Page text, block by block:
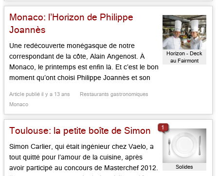
asperges et courgettes vapeur ou encore hachis
Parmentier à la patate douce)et […]...
Monaco: l’Horizon de Philippe
Joannès
Une redécouverte monégasque de notre
correspondant de la côte, Alain Angenost. À
Monaco, le printemps est enfin là. Et c’est le bon
moment qu’ont choisi Philippe Joannès et son
des nouveautés. Cela fait déjà un an qu’il est le
vent nouveau […]...
Article publié il y a 13 ans
Restaurants gastronomiques
Monaco
Horizon - Deck
au Fairmont
Toulouse: la petite boîte de Simon
Simon Carlier, qui était ingénieur chez Vaelo, a
tout quitté pour l’amour de la cuisine, après
avoir participé au concours de Masterchef 2012.
Solides
1